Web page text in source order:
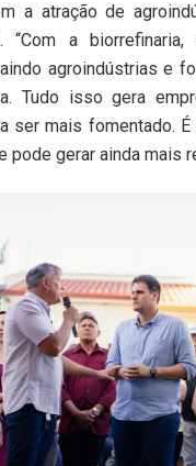
a atração de
“Com a
agroindústrias e
Tudo isso gera
ser mais fomentado. É
pode gerar ainda mais